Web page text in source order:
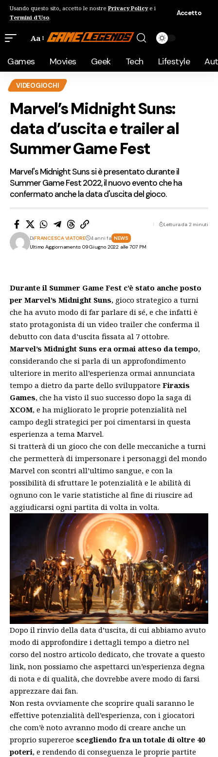
Usando questo sito, accetto le nostre Privacy Policye i
Termini d'Uso.
Accetto
Aa
Games Movies Geek Tech Lifestyle
VIDEOGIOCHI
Marvel’s Midnight Suns:
data d’uscita e trailer al
Summer Game Fest
Marvel's Midnight Suns si è presentato durante il
Summer Game Fest 2022, il nuovo evento che ha
confermato anche la data d'uscita del gioco.
Ultimo Aggiornamento: 09 Giugno 2022 alle 7:07 PM
DiFRANCESCA VIATORE 4 anni fa NEWS
Lettura da 2 minuti
Durante il Summer Game Fest c’è stato anche posto
per Marvel’s Midnight Suns, gioco strategico a turni
che ha avuto modo di far parlare di sé, e che infatti è
stato protagonista di un video trailer che conferma il
debutto con data d’uscita fissata al 7 ottobre.
Marvel’s Midnight Suns era ormai atteso da tempo,
considerando che si parla di un approfondimento
ulteriore in merito all’esperienza ormai annunciata
tempo a dietro da parte dello sviluppatore Firaxis
Games, che ha visto il suo successo dopo la saga di
XCOM, e ha migliorato le proprie potenzialità nel
campo degli strategici per poi cimentarsi in questa
esperienza a tema Marvel.
Si tratterà di un gioco che con delle meccaniche a turni
che permetterà di impersonare i personaggi del mondo
Marvel con scontri all’ultimo sangue, e con la
possibilità di sfruttare le potenzialità e le abilità di
ognuno con le varie statistiche al fine di riuscire ad
aggiudicarsi ogni partita di volta in volta.
Dopo il rinvio della data d’uscita, di cui abbiamo avuto
modo di approfondire i dettagli tempo a dietro nel
corso del nostro articolo dedicato, che trovate a questo
link, non possiamo che aspettarci un’esperienza degna
di nota e di qualità, che dovrebbe avere modo di farsi
apprezzare dai fan.
Non resta ovviamente che scoprire quali saranno le
effettive potenzialità dell’esperienza, con i giocatori
che com’è noto avranno modo di creare anche un
proprio supereroe scegliendo fra un totale di oltre 40
poteri, e rendendo di conseguenza le proprie partite